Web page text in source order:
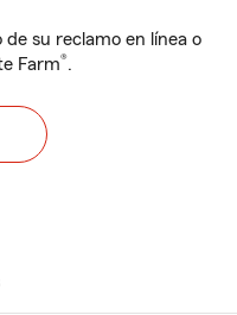
de su reclamo en línea o
Farm®.